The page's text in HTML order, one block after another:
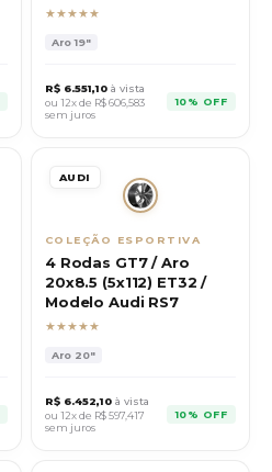
★★★★★
Aro19"
R$ 6.551,10 à vista
ou 12x de R$606,583
sem juros
10% OFF
AUDI
COLEÇÃO ESPORTIVA
4 Rodas GT7 / Aro
20x8.5 (5x112) ET32 /
Modelo Audi RS7
★★★★★
Aro 20"
R$ 6.452,10 à vista
ou 12x de R$597,417
sem juros
10% OFF